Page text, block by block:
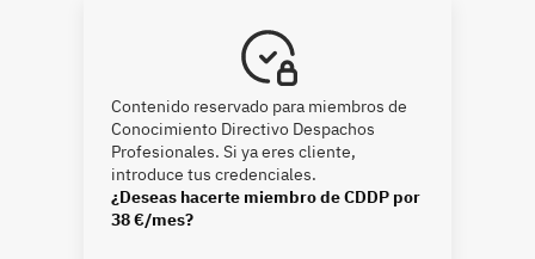
Contenido reservado para miembros de
Conocimiento Directivo Despachos
Profesionales. Si ya eres cliente,
introduce tus credenciales.
¿Deseas hacerte miembro de CDDP por
38 €/mes?